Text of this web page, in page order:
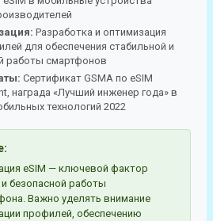
Разработка и оптимизация
для обеспечения стабильной и
работы смартфонов
Сертификат GSMA по eSIM
награда «Лучший инженер года» в
технологий 2022
eSIM — ключевой фактор
безопасной работы
Важно уделять внимание
профилей, обеспечению